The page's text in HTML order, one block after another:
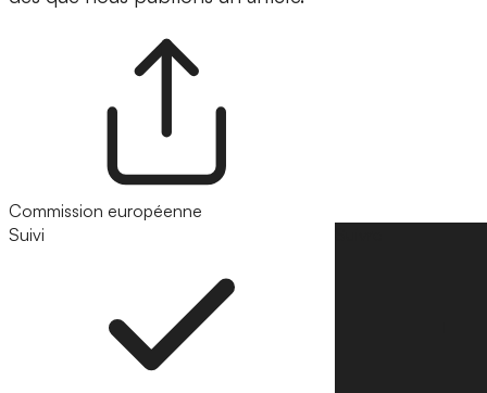
Commission européenne
Suivi